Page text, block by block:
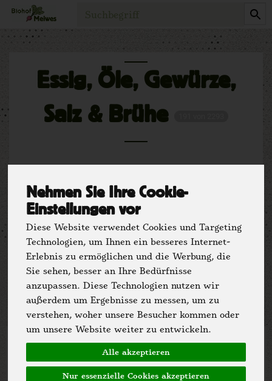
Nehmen Sie Ihre Cookie-
Einstellungen vor
Diese Website verwendet Cookies und Targeting
Technologien, um Ihnen ein besseres Internet-
Erlebnis zu ermöglichen und die Werbung, die
Sie sehen, besser an Ihre Bedürfnisse
anzupassen. Diese Technologien nutzen wir
außerdem um Ergebnisse zu messen, um zu
verstehen, woher unsere Besucher kommen oder
um unsere Website weiter zu entwickeln.
Alle akzeptieren
Nur essenzielle Cookies akzeptieren
Produkt
Essig, Öle, Gewürze,
Salz & Brühe
Hersteller Ernährung
Allergene